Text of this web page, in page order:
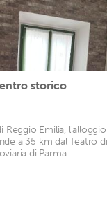
storico
Reggio Emilia,
a 35 km dal Teatro
di Parma. ...